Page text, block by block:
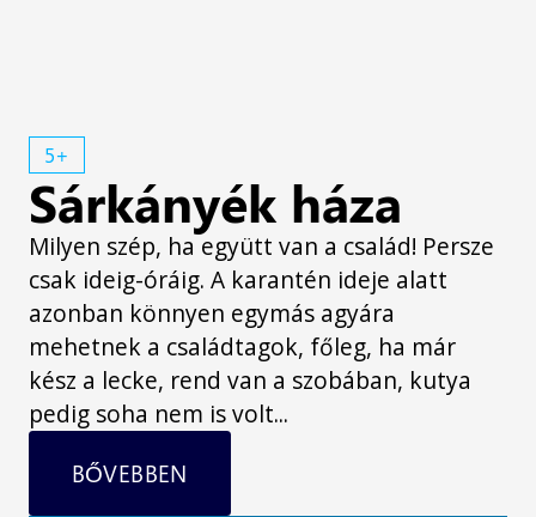
5+
Sárkányék háza
Milyen szép, ha együtt van a család! Persze
csak ideig-óráig. A karantén ideje alatt
azonban könnyen egymás agyára
mehetnek a családtagok, főleg, ha már
kész a lecke, rend van a szobában, kutya
pedig soha nem is volt...
BŐVEBBEN